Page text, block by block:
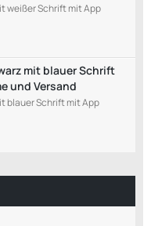
weißer Schrift mit App
mit blauer Schrift
und Versand
blauer Schrift mit App